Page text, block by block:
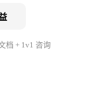
档 + 1v1 咨询